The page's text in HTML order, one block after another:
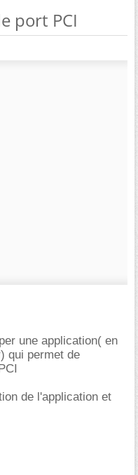
port PCI
une application( en
qui permet de
de l'application et